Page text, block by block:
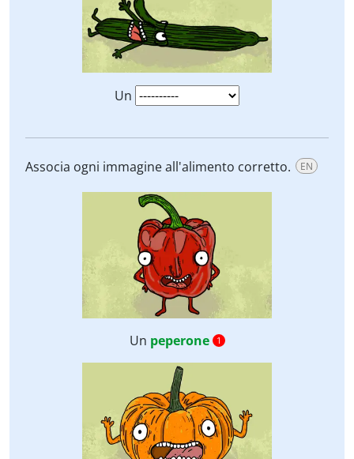
Un
Associa ogni immagine all'alimento corretto. EN
Un peperone 1